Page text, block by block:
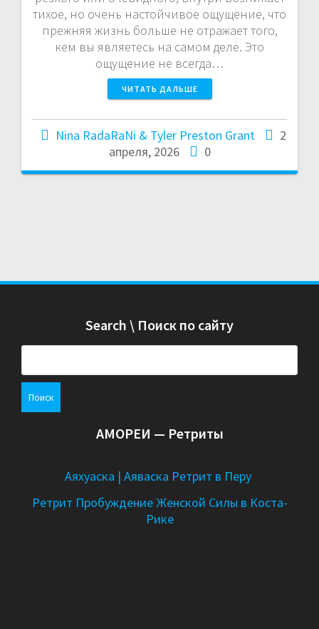
тихое, но очень настойчивое ощущение, что
прежняя жизнь больше не отражает того,
кем вы являетесь на самом деле. Это
ощущение не всегда…
ЧИТАТЬ ДАЛЬШЕ
Nina RadaRaNi & Tyler Preston Grant
2
апреля, 2026
0
Search \ Поиск по сайту
:
АМОРЕИ — Ретриты
Аяхуаска | Аяваска Ретрит в Перу
Ретрит Пробуждение Женской Силы в Коста-
Рике